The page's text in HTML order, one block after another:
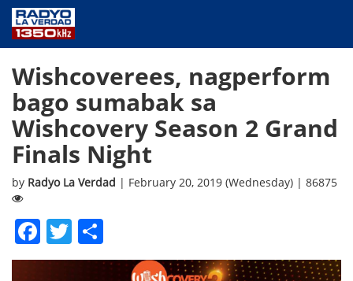
PUBLIC SERVICE
ANNOUNCEMENTS
PROGRAMS
ABOUT
Wishcoverees, nagperform
bago sumabak sa
Wishcovery Season 2 Grand
Finals Night
by Radyo La Verdad | February 20, 2019 (Wednesday) | 86875
Facebook
Twitter